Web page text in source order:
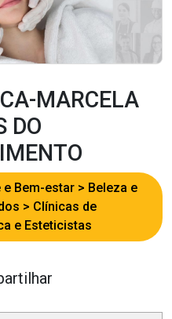
MARCELA
DO
e Bem-estar
Beleza e
Clínicas de
e Esteticistas